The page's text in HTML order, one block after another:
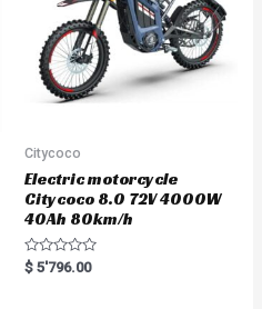
Citycoco
Electric motorcycle
Citycoco 8.0 72V 4000W
40Ah 80km/h
R
a
$ 5'796.00